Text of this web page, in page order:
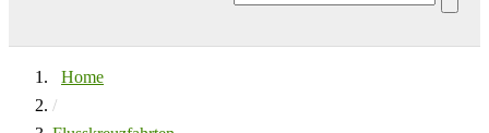
Home
/